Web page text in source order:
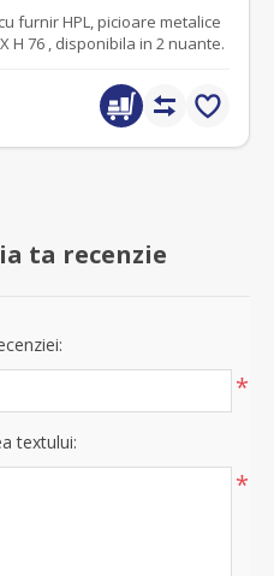
metalice
80 X H 76 , disponibila in 2 nuante.
ta recenzie
*
textului:
*